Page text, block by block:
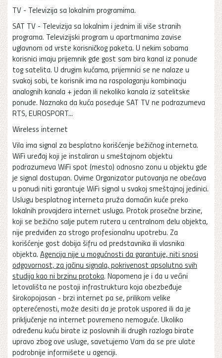
TV - Televizija sa lokalnim programima.
SAT TV - Televizija sa lokalnim i jednim ili više stranih
programa. Televizijski program u apartmanima zavise
uglavnom od vrste korisničkog paketa. U nekim sobama
korisnici imaju prijemnik gde gost sam bira kanal iz ponude
tog satelita. U drugim kućama, prijemnici se ne nalaze u
svakoj sobi, te korisnik ima na raspolaganju kombinacju
analognih kanala + jedan ili nekoliko kanala iz satelitske
ponude. Naznaka da kuća poseduje SAT TV ne podrazumeva
RTS, EUROSPORT...
Wireless internet
Vila ima signal za besplatno korišćenje bežičnog interneta.
WiFi uređaj koji je instaliran u smeštajnom objektu
podrazumeva WiFi spot (mesto) odnosno zonu u objektu gde
je signal dostupan. Ovime Organizator putovanja ne obećava
u ponudi niti garantuje WiFi signal u svakoj smeštajnoj jedinici.
Uslugu besplatnog interneta pruža domaćin kuće preko
lokalnih provajdera internet usluga. Protok prosečne brzine,
koji se bežično salje putem rutera u centralnom delu objekta,
nije predviđen za strogo profesionalnu upotrebu. Za
korišćenje gost dobija šifru od predstavnika ili vlasnika
objekta. Agencija nije u mogućnosti da garantuje, niti snosi
odgovornost, za jačinu signala, pokrivenost apsolutno svih
studija kao ni brzinu protoka. Napomena je i da u većini
letovališta ne postoji infrastruktura koja obezbeđuje
širokopojasan - brzi internet pa se, prilikom velike
opterećenosti, može desiti da je protok uspored ili da je
priključenje na internet povremeno nemoguće. Ukoliko
određenu kuću birate iz poslovnih ili drugih razloga birate
upravo zbog ove usluge, savetujemo Vam da se pre ulate
podrobnije informišete u agenciji.